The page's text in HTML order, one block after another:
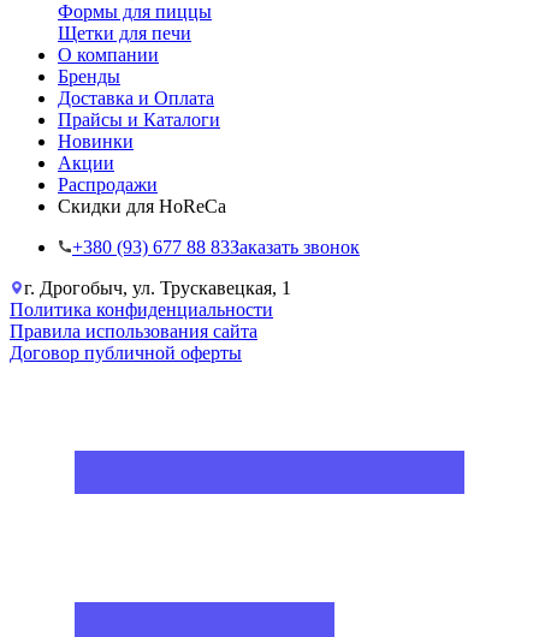
Формы для пиццы
Щетки для печи
О компании
Бренды
Доставка и Оплата
Прайсы и Каталоги
Новинки
Акции
Распродажи
Скидки для HoReCa
+38‎0 (93) 677 88 83Заказать звонок
г. Дрогобыч, ул. Трускавецкая, 1
Политика конфиденциальности
Правила использования сайта
Договор публичной оферты